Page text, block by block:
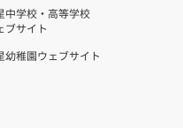
中学校・高等学校
ブサイト
幼稚園ウェブサイト